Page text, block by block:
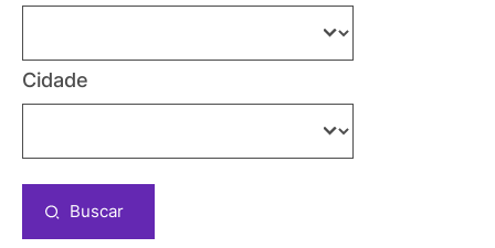
Cidade
Buscar